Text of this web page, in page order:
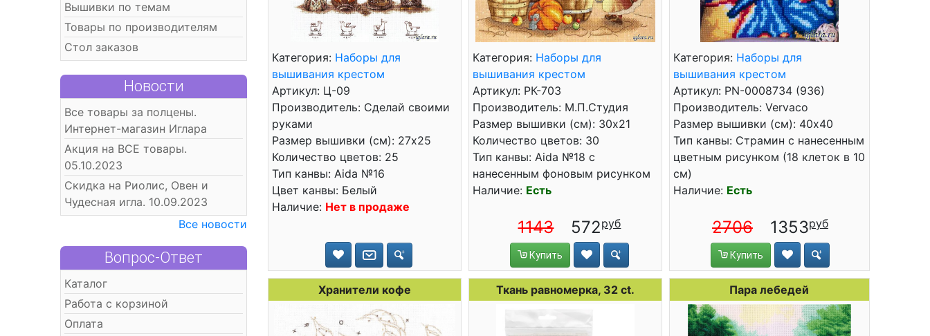
Вышивки по темам
Товары по производителям
Стол заказов
Новости
Все товары за полцены.
Интернет-магазин Иглара
Акция на ВСЕ товары.
05.10.2023
Скидка на Риолис, Овен и
Чудесная игла. 10.09.2023
Все новости
Вопрос-Ответ
Каталог
Работа с корзиной
Оплата
Категория: Наборы для
вышивания крестом
Артикул: Ц-09
Производитель: Сделай своими
руками
Размер вышивки (см): 27x25
Количество цветов: 25
Тип канвы: Aida №16
Цвет канвы: Белый
Наличие: Нет в продаже
Категория: Наборы для
вышивания крестом
Артикул: РК-703
Производитель: М.П.Студия
Размер вышивки (см): 30x21
Количество цветов: 30
Тип канвы: Aida №18 с
нанесенным фоновым рисунком
Наличие: Есть
1143 572
Купить
Категория: Наборы для
вышивания крестом
Артикул: PN-0008734 (936)
Производитель: Vervaco
Размер вышивки (см): 40x40
Тип канвы: Страмин с нанесенным
цветным рисунком (18 клеток в 10
см)
Наличие: Есть
2706 1353
Купить
Хранители кофе Ткань равномерка, 32 ct. Пара лебедей